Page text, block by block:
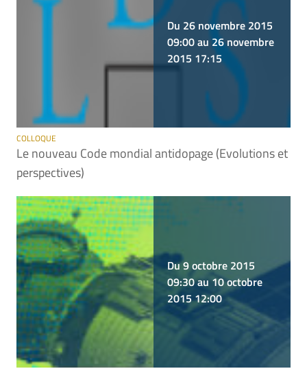
Du 26 novembre 2015
09:00 au 26 novembre
2015 17:15
COLLOQUE
Le nouveau Code mondial antidopage (Evolutions et
perspectives)
Du 9 octobre 2015
09:30 au 10 octobre
2015 12:00